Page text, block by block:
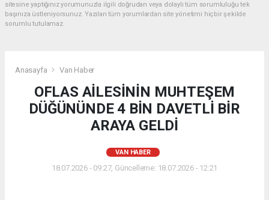
sitesine yaptığınız yorumunuzla ilgili doğrudan veya dolaylı tüm sorumluluğu tek
başınıza üstleniyorsunuz. Yazılan tüm yorumlardan site yönetimi hiçbir şekilde
sorumlu tutulamaz.
Anasayfa Van Haber
OFLAS AİLESİNİN MUHTEŞEM
DÜĞÜNÜNDE 4 BİN DAVETLİ BİR
ARAYA GELDİ
VAN HABER
18.07.2026 - 09:27, Güncelleme: 18.07.2026 - 12:21